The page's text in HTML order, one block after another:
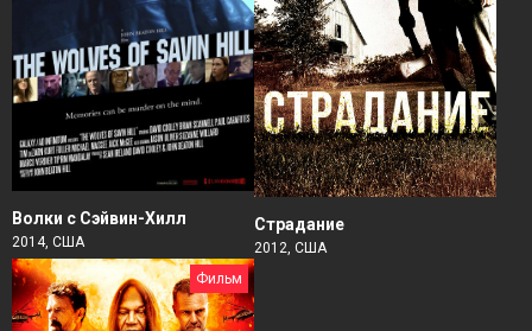
Волки с Сэйвин-Хилл
2014, США
Страдание
2012, США
Фильм